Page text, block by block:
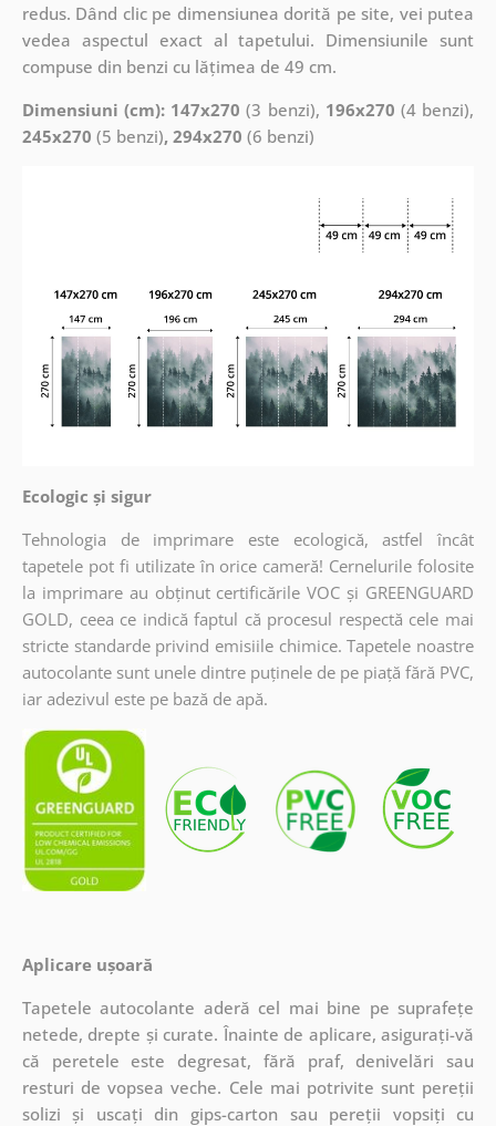
redus. Dând clic pe dimensiunea dorită pe site, vei putea
vedea aspectul exact al tapetului. Dimensiunile sunt
compuse din benzi cu lățimea de 49 cm.
Dimensiuni (cm): 147x270 (3 benzi), 196x270 (4 benzi),
245x270 (5 benzi), 294x270 (6 benzi)
Ecologic și sigur
Tehnologia de imprimare este ecologică, astfel încât
tapetele pot fi utilizate în orice cameră! Cernelurile folosite
la imprimare au obținut certificările VOC și GREENGUARD
GOLD, ceea ce indică faptul că procesul respectă cele mai
stricte standarde privind emisiile chimice. Tapetele noastre
autocolante sunt unele dintre puținele de pe piață fără PVC,
iar adezivul este pe bază de apă.
Aplicare ușoară
Tapetele autocolante aderă cel mai bine pe suprafețe
netede, drepte și curate. Înainte de aplicare, asigurați-vă
că peretele este degresat, fără praf, denivelări sau
resturi de vopsea veche. Cele mai potrivite sunt pereții
solizi și uscați din gips-carton sau pereții vopsiți cu